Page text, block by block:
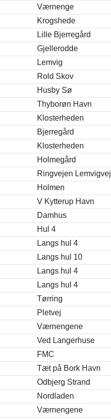
Værnenge
Krogshede
Lille Bjerregård
Gjellerodde
Lemvig
Rold Skov
Husby Sø
Thyborøn Havn
Klosterheden
Bjerregård
Klosterheden
Holmegård
Ringvejen Lemvigvej
Holmen
V Kytterup Havn
Damhus
Hul 4
Langs hul 4
Langs hul 10
Langs hul 4
Langs hul 4
Tørring
Pletvej
Værnengene
Ved Langerhuse
FMC
Tæt på Bork Havn
Odbjerg Strand
Nordladen
Værnengene